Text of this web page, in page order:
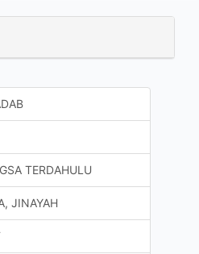
TERDAHULU
JINAYAH